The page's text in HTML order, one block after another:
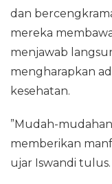
dan
mereka
menjawab
mengharapkan
kesehatan.
‎”Mudah-
memberikan
ujar Iswandi tulus.